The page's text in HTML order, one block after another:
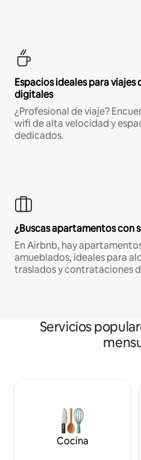
Espacios ideales para
digitales
¿Profesional de viaje?
wifi de alta velocidad y
dedicados.
¿Buscas apartamentos con
En Airbnb, hay
amueblados, ideales para
traslados y contrataciones
Servicios
Cocina